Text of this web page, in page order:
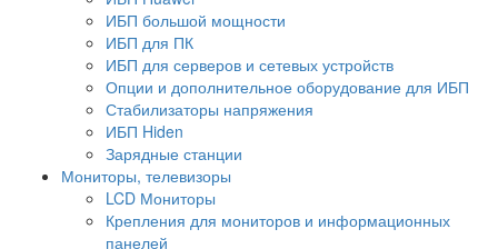
ИБП большой мощности
ИБП для ПК
ИБП для серверов и сетевых устройств
Опции и дополнительное оборудование для ИБП
Стабилизаторы напряжения
ИБП Hiden
Зарядные станции
Мониторы, телевизоры
LCD Мониторы
Крепления для мониторов и информационных
панелей